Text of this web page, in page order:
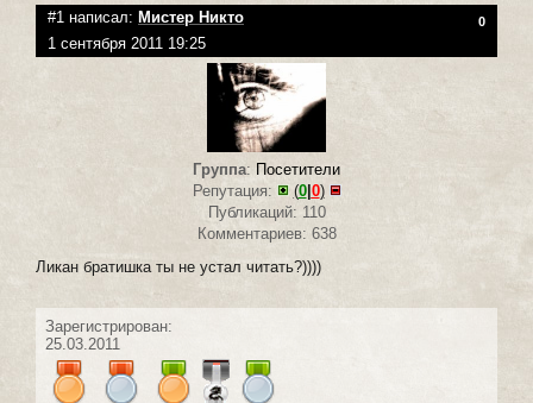
#1 написал: Мистер Никто 0
1 сентября 2011 19:25
Группа: Посетители
Репутация:
(0| 0)
Публикаций: 110
Комментариев: 638
Ликан братишка ты не устал читать?))))
Зарегистрирован:
25.03.2011